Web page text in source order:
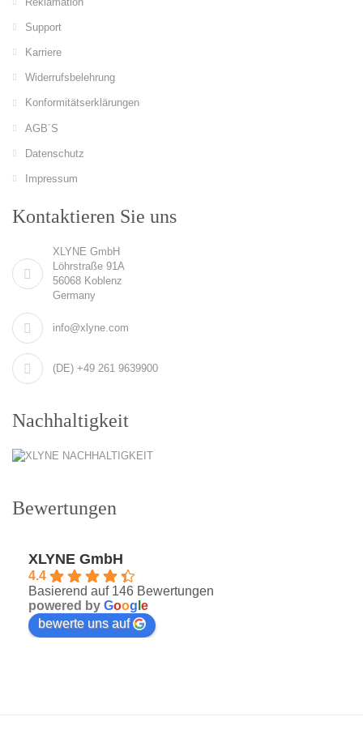
Support
Karriere
Widerrufsbelehrung
Konformitätserklärungen
AGB´S
Datenschutz
Impressum
Kontaktieren Sie uns
XLYNE GmbH
Löhrstraße 91A
56068 Koblenz
Germany
info@xlyne.com
(DE) +49 261 9639900
Nachhaltigkeit
Bewertungen
XLYNE GmbH
4.4
Basierend auf 146 Bewertungen
powered by Goog e
bewerte uns auf